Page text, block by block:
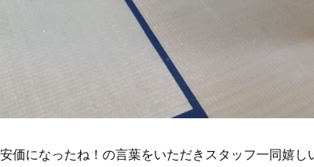
価になったね！の言葉をいただきスタッフ一同嬉